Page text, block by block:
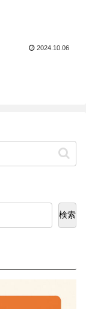
2024.10.06
検索